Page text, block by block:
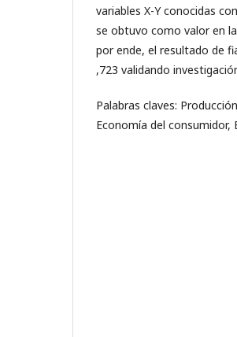
variables X-Y conocidas
se obtuvo como valor en
por ende, el resultado de
,723 validando
Palabras claves:
Economía del consumidor,